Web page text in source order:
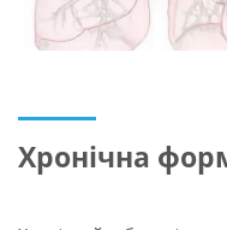
Хронічна